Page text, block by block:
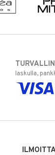
laskulla,